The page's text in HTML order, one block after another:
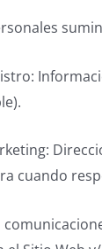
cuando